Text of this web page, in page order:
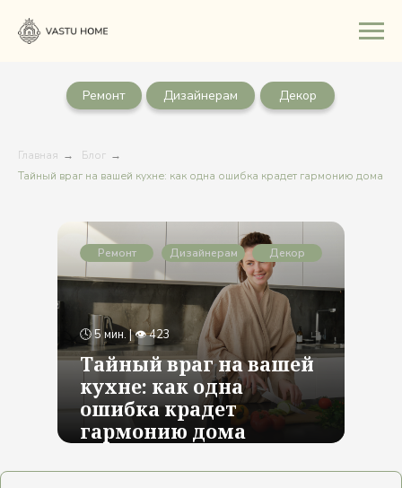
Ремонт Дизайнерам Декор
Главная → Блог →
Тайный враг на вашей кухне: как одна ошибка крадет гармонию дома
Ремонт Дизайнерам Декор
Тайный враг на вашей
кухне: как одна
ошибка крадет
гармонию дома
🕓 5 мин. | 👁 423